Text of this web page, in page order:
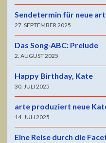
Sendetermin für neue
27. SEPTEMBER 2025
Das Song-ABC: Prelude
2. AUGUST 2025
Happy Birthday, Kate
30. JULI 2025
arte produziert neue
14. JULI 2025
Eine Reise durch die